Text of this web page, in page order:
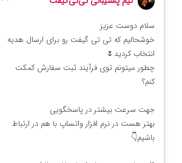
شماره تماس ایران: 02166066403
شماره تماس آمریکا: 0014088054942